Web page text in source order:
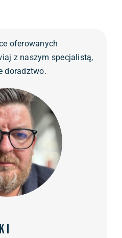
oferowanych
z naszym specjalistą,
doradztwo.